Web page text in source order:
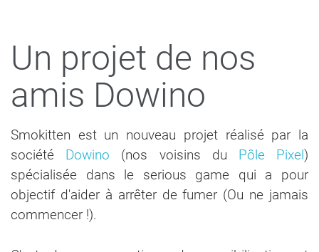
Un projet de nos
amis Dowino
Smokitten est un nouveau projet réalisé par la
société Dowino (nos voisins du Pôle Pixel)
spécialisée dans le serious game qui a pour
objectif d'aider à arrêter de fumer (Ou ne jamais
commencer !).